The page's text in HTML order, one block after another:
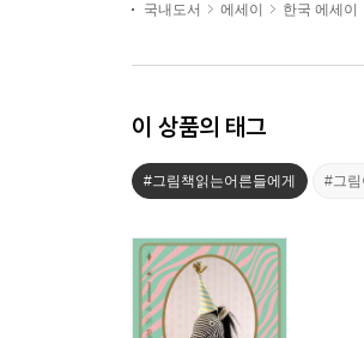
국내도서
에세이 한국 에세이
이 상품의 태그
#그림책읽는어른들에게 #그림